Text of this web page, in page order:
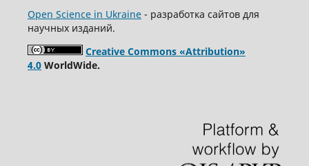
Open Science in Ukraine- разработка сайтов для
научных изданий.
Creative Commons «Attribution»
4.0WorldWide.